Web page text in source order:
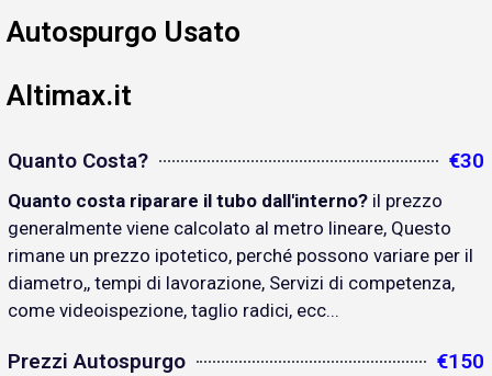
Autospurgo Usato
Altimax.it
Quanto Costa? €30
Quanto costa riparare il tubo dall'interno? il prezzo
generalmente viene calcolato al metro lineare, Questo
rimane un prezzo ipotetico, perché possono variare per il
diametro,, tempi di lavorazione, Servizi di competenza,
come videoispezione, taglio radici, ecc...
Prezzi Autospurgo €150